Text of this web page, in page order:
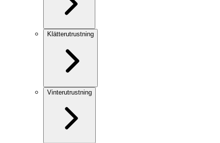
Klätterutrustning
Vinterutrustning